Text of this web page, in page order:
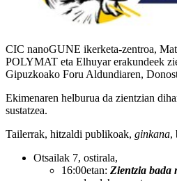
CIC nanoGUNE ikerketa-zentroa,
POLYMAT eta Elhuyar erakundeek
Gipuzkoako Foru Aldundiaren,
Ekimenaren helburua da zientzian
sustatzea.
Tailerrak, hitzaldi publikoak, ginkana,
Otsailak 7, ostirala,
16:00etan: Zientzia bada